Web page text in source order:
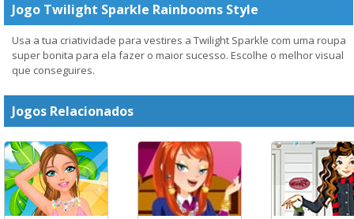
Jogo Twilight Sparkle Rainbooms Style
Usa a tua criatividade para vestires a Twilight Sparkle com uma roupa
super bonita para ela fazer o maior sucesso. Escolhe o melhor visual
que conseguires.
Jogos Relacionados